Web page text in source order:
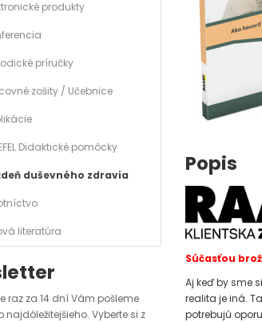
produkty
príručky
zošity / Učebnice
Didaktické pomôcky
duševného zdravia
literatúra
raz za 14 dní Vám pošleme
najdôležitejšieho. Vyberte si z
Popis
Súčasťou
Aj keď by sme
realita je iná.
potrebujú